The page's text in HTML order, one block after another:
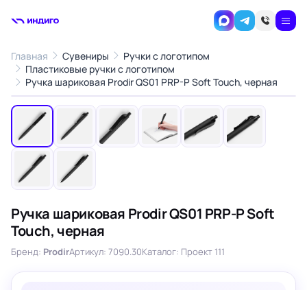
Главная Сувениры
Ручки с логотипом
Пластиковые ручки с логотипом
Ручка шариковая Prodir QS01 PRP-P Soft Touch, черная
‹ ›
1/8
Ручка шариковая Prodir QS01 PRP-P Soft
Touch, черная
Бренд: ProdirАртикул: 7090.30Каталог: Проект 111